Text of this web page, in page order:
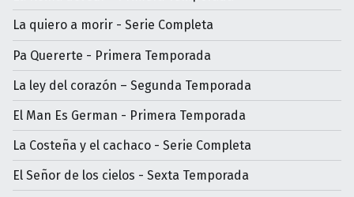
La quiero a morir - Serie Completa
Pa Quererte - Primera Temporada
La ley del corazón – Segunda Temporada
El Man Es German - Primera Temporada
La Costeña y el cachaco - Serie Completa
El Señor de los cielos - Sexta Temporada